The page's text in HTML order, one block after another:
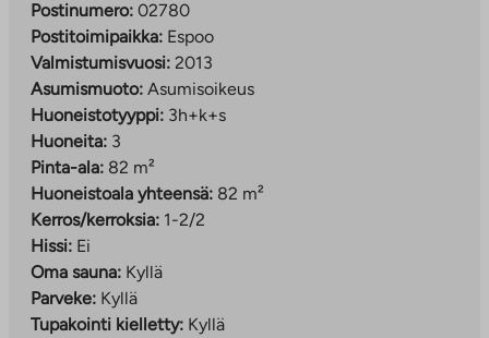
Postinumero: 02780
Postitoimipaikka: Espoo
Valmistumisvuosi: 2013
Asumismuoto: Asumisoikeus
Huoneistotyyppi: 3h+k+s
Huoneita: 3
Pinta-ala: 82 m²
Huoneistoala yhteensä: 82 m²
Kerros/kerroksia: 1-2/2
Hissi: Ei
Oma sauna: Kyllä
Parveke: Kyllä
Tupakointi kielletty: Kyllä